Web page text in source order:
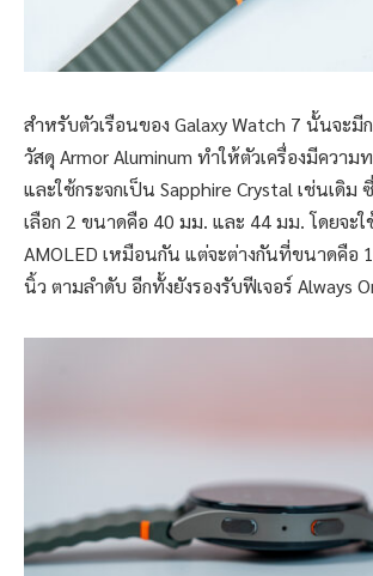
สำหรับตัวเรือนของ Galaxy Watch 7 นั้นจะมี
วัสดุ Armor Aluminum ทำให้ตัวเครื่องมีควา
และใช้กระจกเป็น Sapphire Crystal เช่นเดิม
เลือก 2 ขนาดคือ 40 มม. และ 44 มม. โดยจะ
AMOLED เหมือนกัน แต่จะต่างกันที่ขนาดคือ
นิ้ว ตามลำดับ อีกทั้งยังรองรับฟีเจอร์ Always